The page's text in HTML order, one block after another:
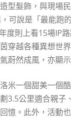
型髮飾，與現場
可說是「最能跑
度則上看15場IP
穿越各種異想世
蔚然成風，亦顯
米一個甜美一個
3.5公里適合親
憶。此外，活動